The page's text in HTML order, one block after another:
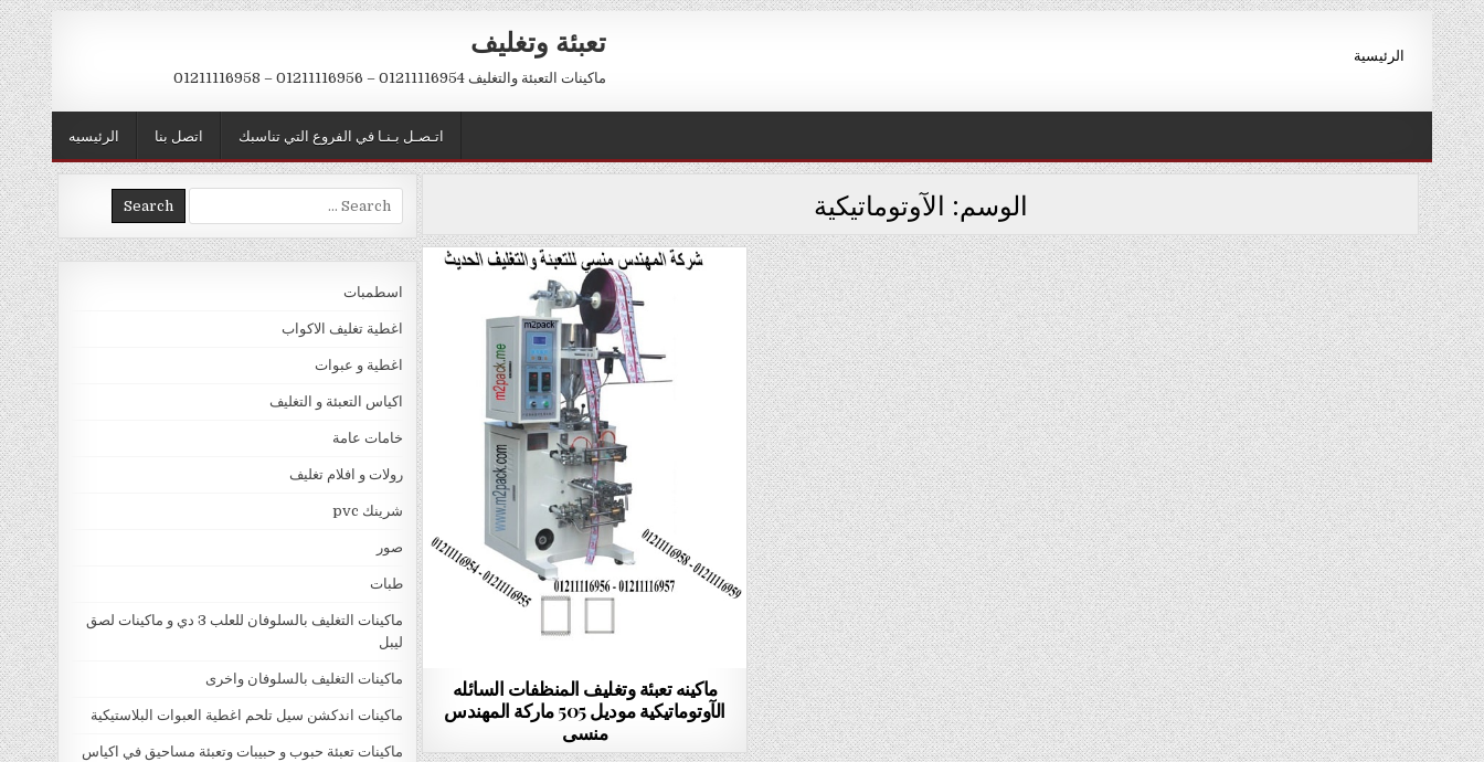
Skip
to
content
تعبئة وتغليف
ماكينات التعبئة والتغليف 01211116954 – 01211116956 – 01211116958
الرئيسية
الرئيسيه اتصل بنا اتـصـل بـنـا في الفروع التي تناسبك
الوسم: الآوتوماتيكية
ماكينه تعبئة وتغليف المنظفات السائله
الآوتوماتيكية موديل 505 ماركة المهندس
منسى
Search
for:
اسطمبات
اغطية تغليف الاكواب
اغطية و عبوات
اكياس التعبئة و التغليف
خامات عامة
رولات و افلام تغليف
شرينك pvc
صور
طبات
ماكينات التغليف بالسلوفان للعلب 3 دي و ماكينات لصق
ليبل
ماكينات التغليف بالسلوفان واخرى
ماكينات اندكشن سيل تلحم اغطية العبوات البلاستيكية
ماكينات تعبئة حبوب و حبيبات وتعبئة مساحيق في اكياس